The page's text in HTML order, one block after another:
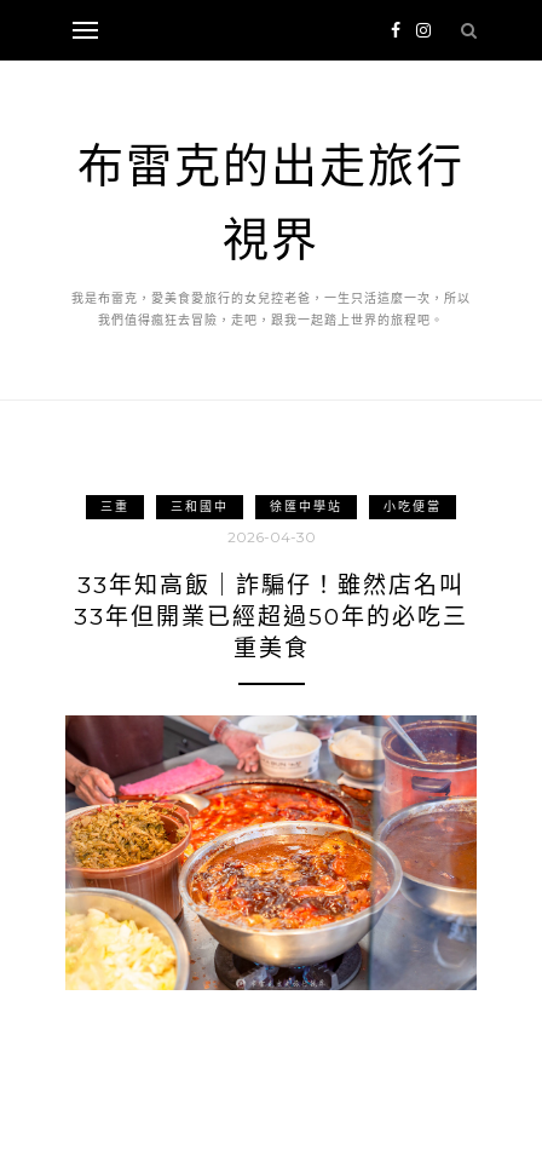
布雷克的出走旅行
視界
我是布雷克，愛美食愛旅行的女兒控老爸，一生只活這麼一次，所以
我們值得瘋狂去冒險，走吧，跟我一起踏上世界的旅程吧。
三重 三和國中 徐匯中學站 小吃便當
2026-04-30
33年知高飯｜詐騙仔！雖然店名叫
33年但開業已經超過50年的必吃三
重美食